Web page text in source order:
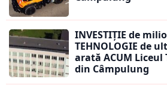
INVESTIȚIE de
TEHNOLOGIE de
arată ACUM Liceul
din Câmpulung